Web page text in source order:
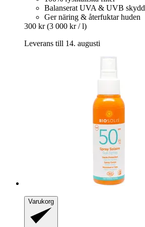
Balanserat UVA & UVB skydd
Ger näring & återfuktar huden
300 kr (3 000 kr / l)
Leverans till 14. augusti
Varukorg